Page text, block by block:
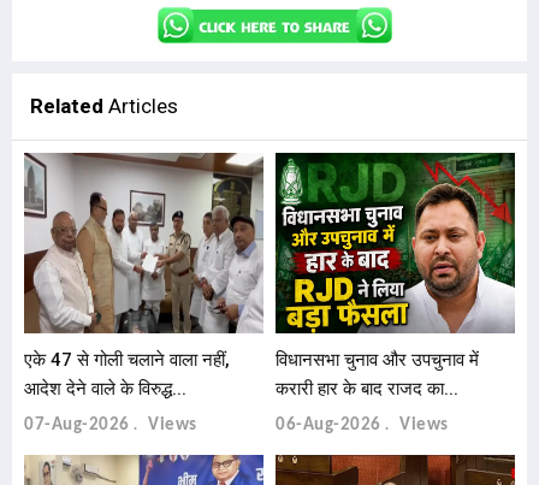
Related Articles
एके 47 से गोली चलाने वाला नहीं,
आदेश देने वाले के विरुद्ध...
07-Aug-2026 Views
विधानसभा चुनाव और उपचुनाव में
करारी हार के बाद राजद का...
06-Aug-2026 Views